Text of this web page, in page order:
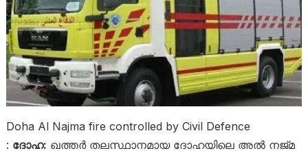
Doha Al Najma fire controlled by Civil Defence
: ദോഹ: ഖത്തർ തലസ്ഥാനമായ ദോഹയിലെ അൽ നജ്മ